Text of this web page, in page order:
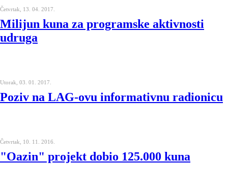
Četvrtak, 13. 04. 2017.
Milijun kuna za programske aktivnosti
udruga
Utorak, 03. 01. 2017.
Poziv na LAG-ovu informativnu radionicu
Četvrtak, 10. 11. 2016.
"Oazin" projekt dobio 125.000 kuna